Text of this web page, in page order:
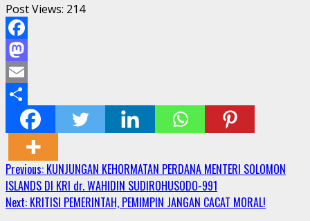
Post Views: 214
Facebook
Mastodon
Email
Share
Continue
Reading
Previous: KUNJUNGAN KEHORMATAN PERDANA MENTERI SOLOMON
ISLANDS DI KRI dr. WAHIDIN SUDIROHUSODO-991
Next: KRITISI PEMERINTAH, PEMIMPIN JANGAN CACAT MORAL!